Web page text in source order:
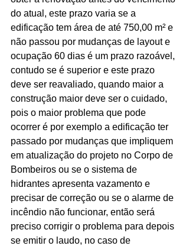
Ligações de 8h as 17h
WhatsApp de 8h as 12h
Siga nosso facebook
E também nosso instagram
do atual, este prazo varia se a
edificação tem área de até 750,00 m² e
não passou por mudanças de layout e
ocupação 60 dias é um prazo razoável,
contudo se é superior e este prazo
deve ser reavaliado, quando maior a
construção maior deve ser o cuidado,
pois o maior problema que pode
ocorrer é por exemplo a edificação ter
passado por mudanças que impliquem
em atualização do projeto no Corpo de
Bombeiros ou se o sistema de
hidrantes apresenta vazamento e
precisar de correção ou se o alarme de
incêndio não funcionar, então será
preciso corrigir o problema para depois
se emitir o laudo, no caso de